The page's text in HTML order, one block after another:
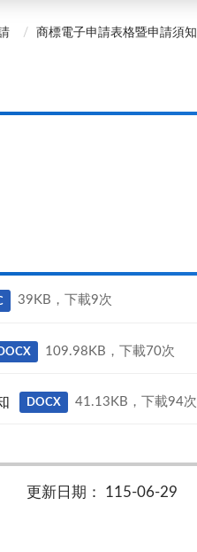
商標電子申請表格暨申請須知
39KB，下載9次
109.98KB，下載70次
DOCX 41.13KB，下載94次
更新日期： 115-06-29